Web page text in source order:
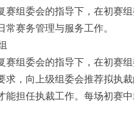
赛组委会的指导下，在初赛
赛务管理与服务工作。
赛组委会的指导下，在初赛
求，向上级组委会推荐拟执
能担任执裁工作。每场初赛